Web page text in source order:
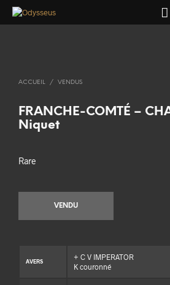
ACCUEIL / VENDUS
FRANCHE-COMTÉ –
Niquet
Rare
VENDU
AVERS
+ C V IMPERATOR
K couronné